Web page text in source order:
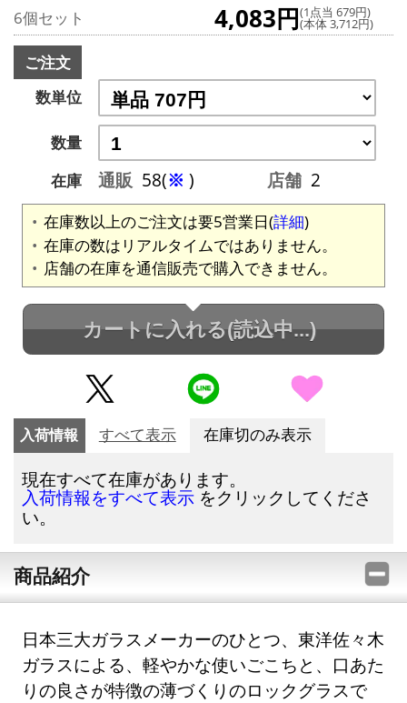
6個セット 4,083円(1点当 679円)
(本体 3,712円)
ご注文
数単位
数量
在庫
通販 58(※ ) 店舗 2
在庫数以上のご注文は要5営業日(詳細)
在庫の数はリアルタイムではありません。
店舗の在庫を通信販売で購入できません。
カートに入れる(読込中...)
入荷情報 すべて表示 在庫切のみ表示
現在すべて在庫があります。
入荷情報をすべて表示 をクリックしてくださ
い。
商品紹介
日本三大ガラスメーカーのひとつ、東洋佐々木
ガラスによる、軽やかな使いごこちと、口あた
りの良さが特徴の薄づくりのロックグラスで